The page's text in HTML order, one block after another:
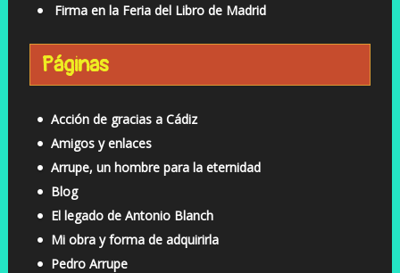
Firma en la Feria del Libro de Madrid
Páginas
Acción de gracias a Cádiz
Amigos y enlaces
Arrupe, un hombre para la eternidad
Blog
El legado de Antonio Blanch
Mi obra y forma de adquirirla
Pedro Arrupe